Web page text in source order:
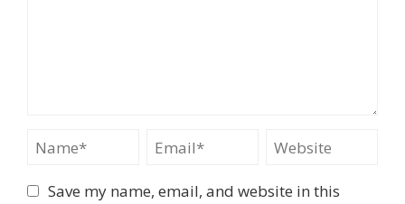
Name Email Website
Save my name, email, and website in this